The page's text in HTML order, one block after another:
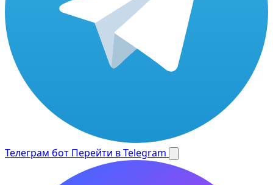
Телеграм бот Перейти в Telegram